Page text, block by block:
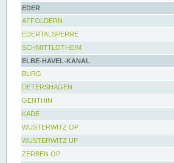
EDER
AFFOLDERN
EDERTALSPERRE
SCHMITTLOTHEIM
ELBE-HAVEL-KANAL
BURG
DETERSHAGEN
GENTHIN
KADE
WUSTERWITZ OP
WUSTERWITZ UP
ZERBEN OP